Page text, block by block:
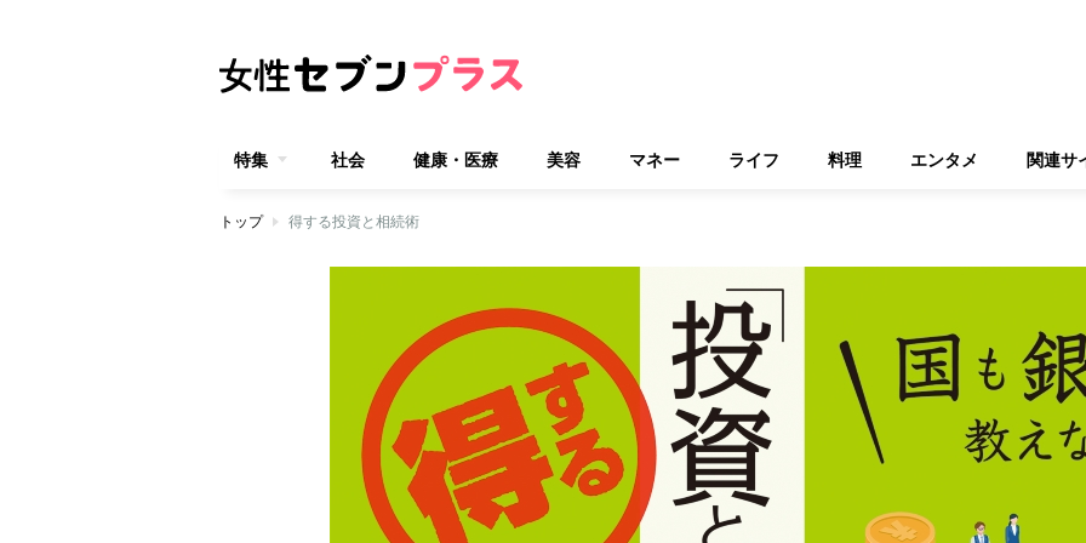
特集 社会 健康・医療 美容 マネー ライフ 料理 エンタメ 関連サ
トップ 得する投資と相続術